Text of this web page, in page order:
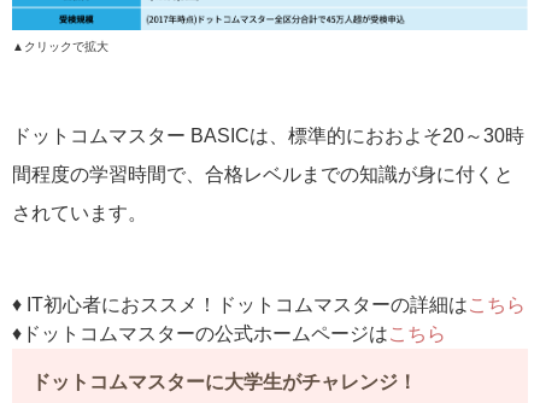
▲クリックで拡大
ドットコムマスター BASICは、標準的におおよそ20～30時
間程度の学習時間で、合格レベルまでの知識が身に付くと
されています。
♦ IT初心者におススメ！ドットコムマスターの詳細はこちら
♦ドットコムマスターの公式ホームページはこちら
ドットコムマスターに大学生がチャレンジ！